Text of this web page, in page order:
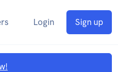
Login Sign up